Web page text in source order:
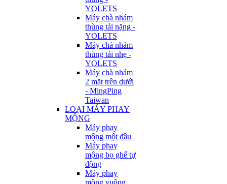
YOLETS
Máy chà nhám
thùng tải nặng -
YOLETS
Máy chà nhám
thùng tải nhẹ -
YOLETS
Máy chà nhám
2 mặt trên dưới
- MingPing
Taiwan
LOẠI MÁY PHAY
MỘNG
Máy phay
mộng một đầu
Máy phay
mộng bọ ghế tự
động
Máy phay
mộng vuông